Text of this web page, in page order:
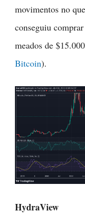
movimentos no
conseguiu
meados de
Bitcoin).
HydraView